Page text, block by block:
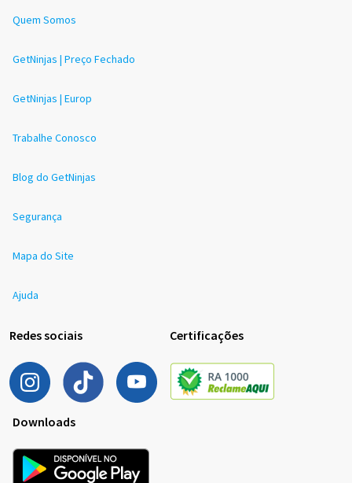
Quem Somos
GetNinjas | Preço Fechado
GetNinjas | Europ
Trabalhe Conosco
Blog do GetNinjas
Segurança
Mapa do Site
Ajuda
Redes sociais Certificações
Downloads